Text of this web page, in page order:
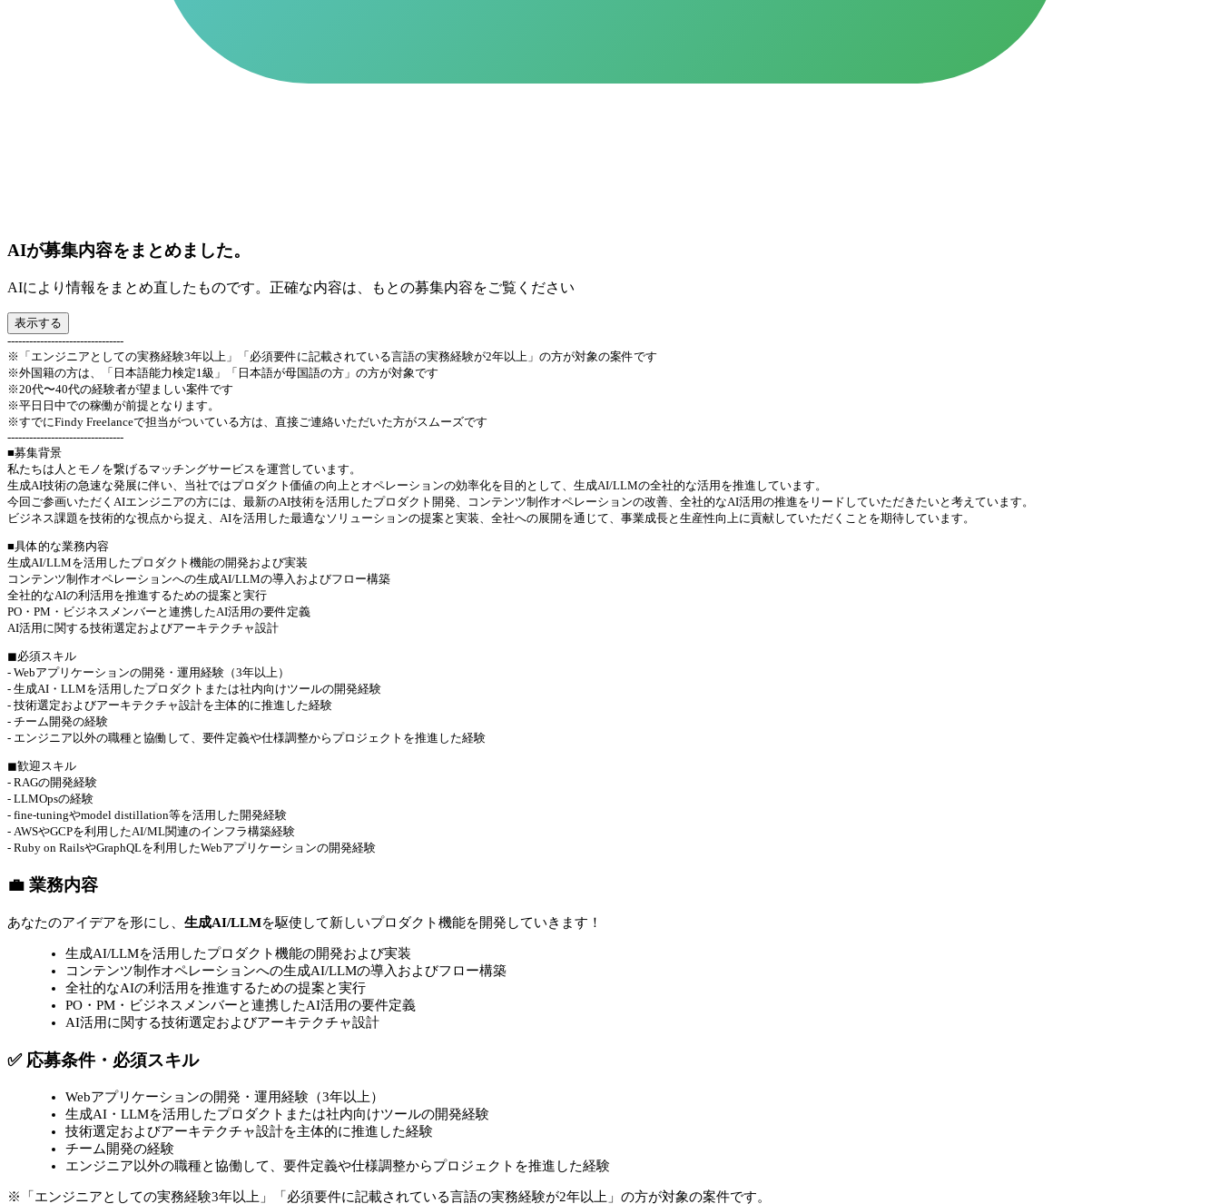
AIが募集内容をまとめました。
AIにより情報をまとめ直したものです。正確な内容は、もとの募集内容をご覧ください
表示する
--------------------------------
※「エンジニアとしての実務経験3年以上」「必須要件に記載されている言語の実務経験が2年以上」の方が対象の案件です
※外国籍の方は、「日本語能力検定1級」「日本語が母国語の方」の方が対象です
※20代〜40代の経験者が望ましい案件です
※平日日中での稼働が前提となります。
※すでにFindy Freelanceで担当がついている方は、直接ご連絡いただいた方がスムーズです
--------------------------------
■募集背景
私たちは人とモノを繋げるマッチングサービスを運営しています。
生成AI技術の急速な発展に伴い、当社ではプロダクト価値の向上とオペレーションの効率化を目的として、生成AI/LLMの全社的な活用を推進しています。
今回ご参画いただくAIエンジニアの方には、最新のAI技術を活用したプロダクト開発、コンテンツ制作オペレーションの改善、全社的なAI活用の推進をリードしていただきたいと考えています。
ビジネス課題を技術的な視点から捉え、AIを活用した最適なソリューションの提案と実装、全社への展開を通じて、事業成長と生産性向上に貢献していただくことを期待しています。
■具体的な業務内容
生成AI/LLMを活用したプロダクト機能の開発および実装
コンテンツ制作オペレーションへの生成AI/LLMの導入およびフロー構築
全社的なAIの利活用を推進するための提案と実行
PO・PM・ビジネスメンバーと連携したAI活用の要件定義
AI活用に関する技術選定およびアーキテクチャ設計
◼︎必須スキル
- Webアプリケーションの開発・運用経験（3年以上）
- 生成AI・LLMを活用したプロダクトまたは社内向けツールの開発経験
- 技術選定およびアーキテクチャ設計を主体的に推進した経験
- チーム開発の経験
- エンジニア以外の職種と協働して、要件定義や仕様調整からプロジェクトを推進した経験
◼︎歓迎スキル
- RAGの開発経験
- LLMOpsの経験
- fine-tuningやmodel distillation等を活用した開発経験
- AWSやGCPを利用したAI/ML関連のインフラ構築経験
- Ruby on RailsやGraphQLを利用したWebアプリケーションの開発経験
💼 業務内容
あなたのアイデアを形にし、 生成AI/LLMを駆使して新しいプロダクト機能を開発していきます！
生成AI/LLMを活用したプロダクト機能の開発および実装
コンテンツ制作オペレーションへの生成AI/LLMの導入およびフロー構築
全社的なAIの利活用を推進するための提案と実行
PO・PM・ビジネスメンバーと連携したAI活用の要件定義
AI活用に関する技術選定およびアーキテクチャ設計
✅ 応募条件・必須スキル
Webアプリケーションの開発・運用経験（3年以上）
生成AI・LLMを活用したプロダクトまたは社内向けツールの開発経験
技術選定およびアーキテクチャ設計を主体的に推進した経験
チーム開発の経験
エンジニア以外の職種と協働して、要件定義や仕様調整からプロジェクトを推進した経験
※「エンジニアとしての実務経験3年以上」「必須要件に記載されている言語の実務経験が2年以上」の方が対象の案件です。